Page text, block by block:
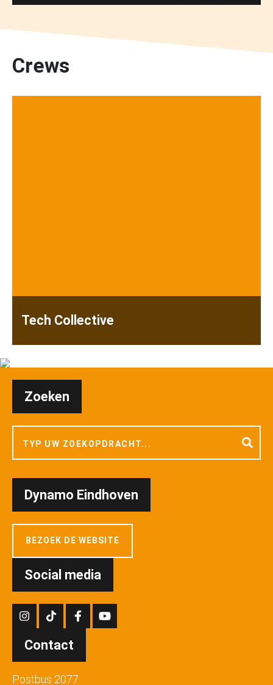
Crews
Tech Collective
Zoeken
Dynamo Eindhoven
BEZOEK DE WEBSITE
Social media
Contact
Postbus 2077